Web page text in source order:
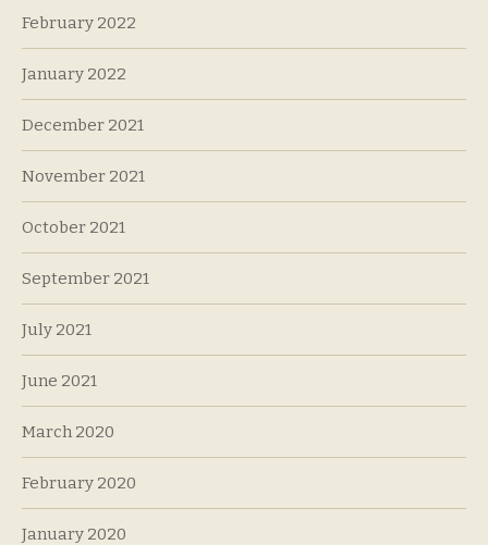
February 2022
January 2022
December 2021
November 2021
October 2021
September 2021
July 2021
June 2021
March 2020
February 2020
January 2020